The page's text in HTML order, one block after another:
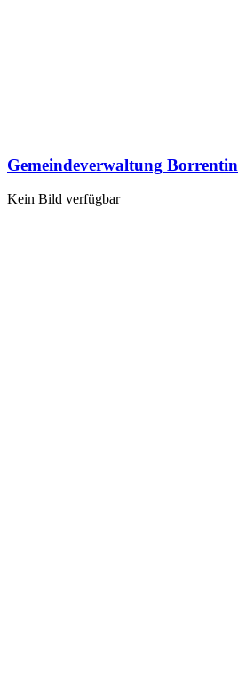
Gemeindeverwaltung Borrentin
Kein Bild verfügbar